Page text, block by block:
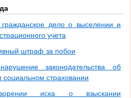
гражданское дело о выселении и
учета
штраф за побои
законодательства об
социальном страховании
иска о взыскании